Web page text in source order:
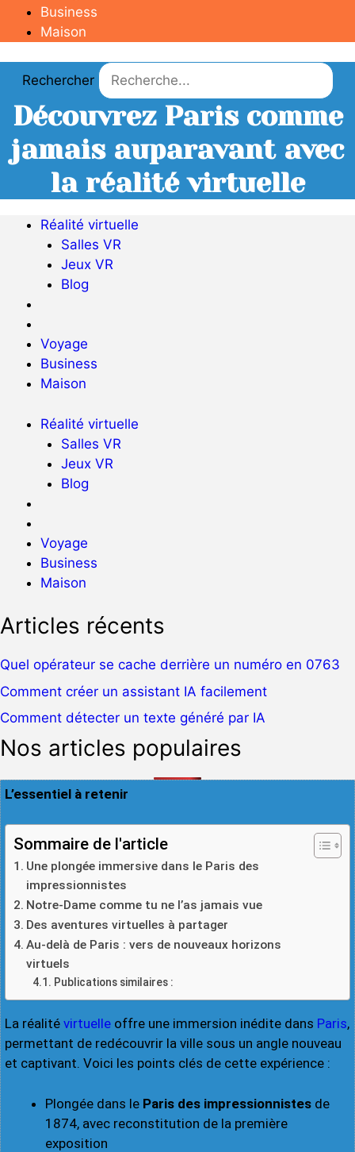
Business
Maison
Rechercher
Découvrez Paris comme
jamais auparavant avec
la réalité virtuelle
Réalité virtuelle
Salles VR
Jeux VR
Blog
Voyage
Business
Maison
Réalité virtuelle
Salles VR
Jeux VR
Blog
Voyage
Business
Maison
Articles récents
Quel opérateur se cache derrière un numéro en 0763
Comment créer un assistant IA facilement
Comment détecter un texte généré par IA
Nos articles populaires
L’essentiel à retenir
Sommaire de l'article
Une plongée immersive dans le Paris des
impressionnistes
Notre-Dame comme tu ne l’as jamais vue
Des aventures virtuelles à partager
Au-delà de Paris : vers de nouveaux horizons
virtuels
Publications similaires :
La réalité virtuelle offre une immersion inédite dans Paris,
permettant de redécouvrir la ville sous un angle nouveau
et captivant. Voici les points clés de cette expérience :
Plongée dans le Paris des impressionnistes de
1874, avec reconstitution de la première
exposition